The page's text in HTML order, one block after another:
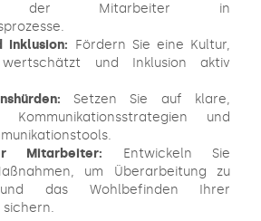
der Mitarbeiter in
Inklusion: Fördern Sie eine Kultur,
und Inklusion aktiv
Setzen Sie auf klare,
Kommunikationsstrategien und
Mitarbeiter: Entwickeln Sie
um Überarbeitung zu
das Wohlbefinden Ihrer